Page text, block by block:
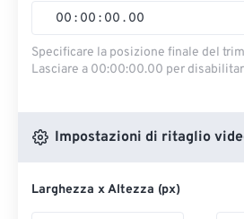
00 : 00 : 00 . 00
Specificare la posizione finale del trim
Lasciare a 00:00:00.00 per
Impostazioni di ritaglio
Larghezza x Altezza (px)